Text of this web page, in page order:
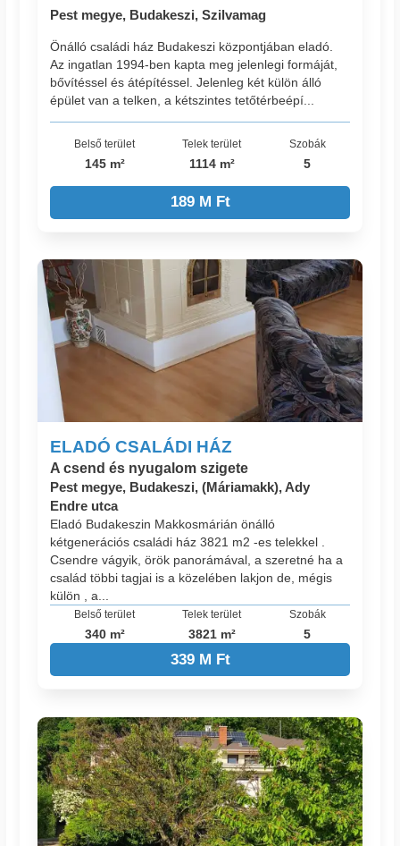
Pest megye, Budakeszi, Szilvamag
Önálló családi ház Budakeszi központjában eladó.
Az ingatlan 1994-ben kapta meg jelenlegi formáját,
bővítéssel és átépítéssel. Jelenleg két külön álló
épület van a telken, a kétszintes tetőtérbeépí...
Belső terület
145 m²
Telek terület
1114 m²
Szobák
5
189 M Ft
ELADÓ CSALÁDI HÁZ
A csend és nyugalom szigete
Pest megye, Budakeszi, (Máriamakk), Ady
Endre utca
Eladó Budakeszin Makkosmárián önálló
kétgenerációs családi ház 3821 m2 -es telekkel .
Csendre vágyik, örök panorámával, a szeretné ha a
család többi tagjai is a közelében lakjon de, mégis
külön , a...
Belső terület
340 m²
Telek terület
3821 m²
Szobák
5
339 M Ft